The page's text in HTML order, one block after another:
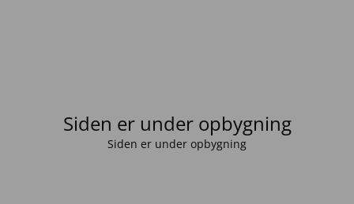
Siden er under opbygning
Siden er under opbygning